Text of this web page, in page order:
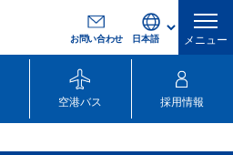
お問い合わせ メニュー
空港バス 採用情報